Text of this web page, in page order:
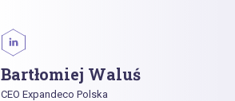
Bartłomiej Waluś
CEO Expandeco Polska